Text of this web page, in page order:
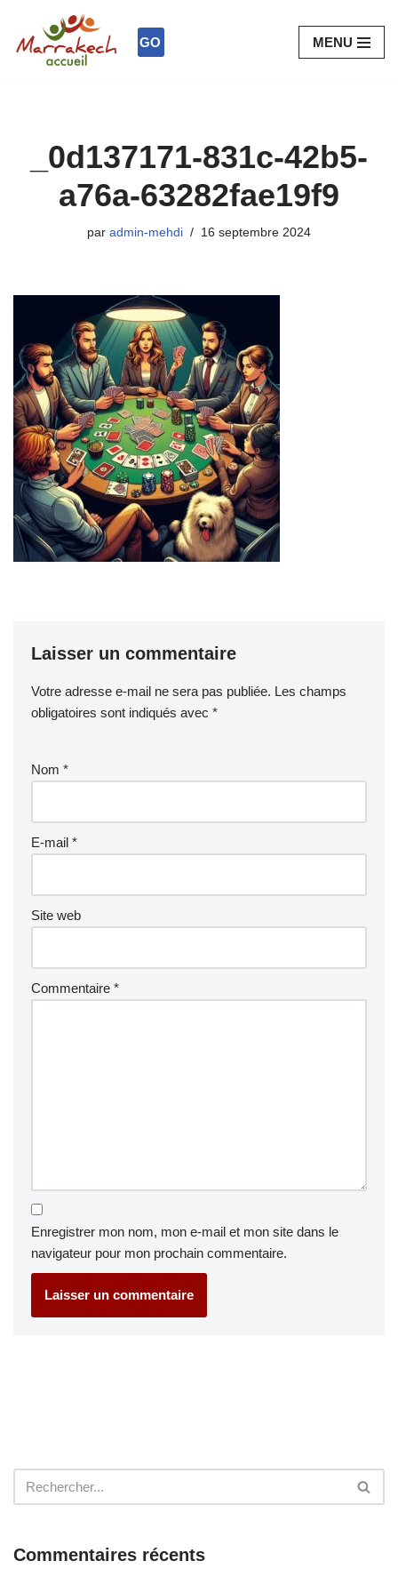
Aller
GO MENU
_0d137171-831c-42b5-
a76a-63282fae19f9
par admin-mehdi 16 septembre 2024
Laisser un commentaire
Votre adresse e-mail ne sera pas publiée. Les champs
obligatoires sont indiqués avec *
Nom *
E-mail *
Site web
Commentaire *
Enregistrer mon nom, mon e-mail et mon site dans le
navigateur pour mon prochain commentaire.
Commentaires récents